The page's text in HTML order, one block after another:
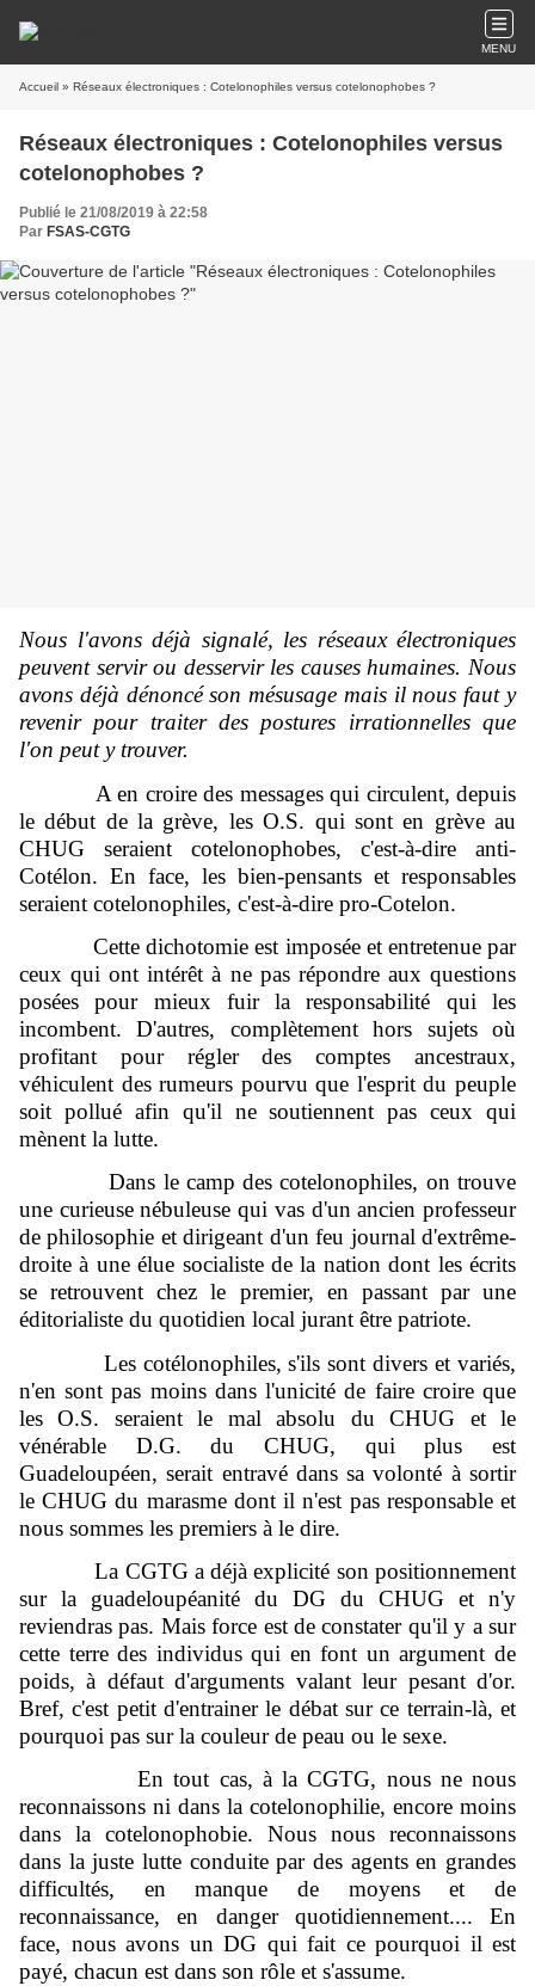
MENU
Accueil » Réseaux électroniques : Cotelonophiles versus cotelonophobes ?
Réseaux électroniques : Cotelonophiles versus
cotelonophobes ?
Publié le 21/08/2019 à 22:58
Par FSAS-CGTG
Nous l'avons déjà signalé, les réseaux électroniques
peuvent servir ou desservir les causes humaines. Nous
avons déjà dénoncé son mésusage mais il nous faut y
revenir pour traiter des postures irrationnelles que
l'on peut y trouver.
A en croire des messages qui circulent, depuis
le début de la grève, les O.S. qui sont en grève au
CHUG seraient cotelonophobes, c'est-à-dire anti-
Cotélon. En face, les bien-pensants et responsables
seraient cotelonophiles, c'est-à-dire pro-Cotelon.
Cette dichotomie est imposée et entretenue par
ceux qui ont intérêt à ne pas répondre aux questions
posées pour mieux fuir la responsabilité qui les
incombent. D'autres, complètement hors sujets où
profitant pour régler des comptes ancestraux,
véhiculent des rumeurs pourvu que l'esprit du peuple
soit pollué afin qu'il ne soutiennent pas ceux qui
mènent la lutte.
Dans le camp des cotelonophiles, on trouve
une curieuse nébuleuse qui vas d'un ancien professeur
de philosophie et dirigeant d'un feu journal d'extrême-
droite à une élue socialiste de la nation dont les écrits
se retrouvent chez le premier, en passant par une
éditorialiste du quotidien local jurant être patriote.
Les cotélonophiles, s'ils sont divers et variés,
n'en sont pas moins dans l'unicité de faire croire que
les O.S. seraient le mal absolu du CHUG et le
vénérable D.G. du CHUG, qui plus est
Guadeloupéen, serait entravé dans sa volonté à sortir
le CHUG du marasme dont il n'est pas responsable et
nous sommes les premiers à le dire.
La CGTG a déjà explicité son positionnement
sur la guadeloupéanité du DG du CHUG et n'y
reviendras pas. Mais force est de constater qu'il y a sur
cette terre des individus qui en font un argument de
poids, à défaut d'arguments valant leur pesant d'or.
Bref, c'est petit d'entrainer le débat sur ce terrain-là, et
pourquoi pas sur la couleur de peau ou le sexe.
En tout cas, à la CGTG, nous ne nous
reconnaissons ni dans la cotelonophilie, encore moins
dans la cotelonophobie. Nous nous reconnaissons
dans la juste lutte conduite par des agents en grandes
difficultés, en manque de moyens et de
reconnaissance, en danger quotidiennement.... En
face, nous avons un DG qui fait ce pourquoi il est
payé, chacun est dans son rôle et s'assume.